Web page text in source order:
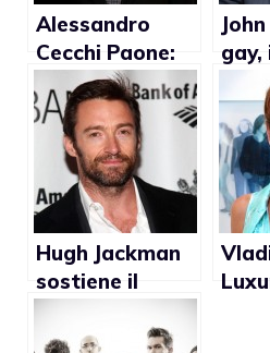
Alessandro
Cecchi Paone:
“Relazione gay
con calciatore
della
Nazionale”
gay,
Hugh Jackman
sostiene il
matrimonio gay
in Australia